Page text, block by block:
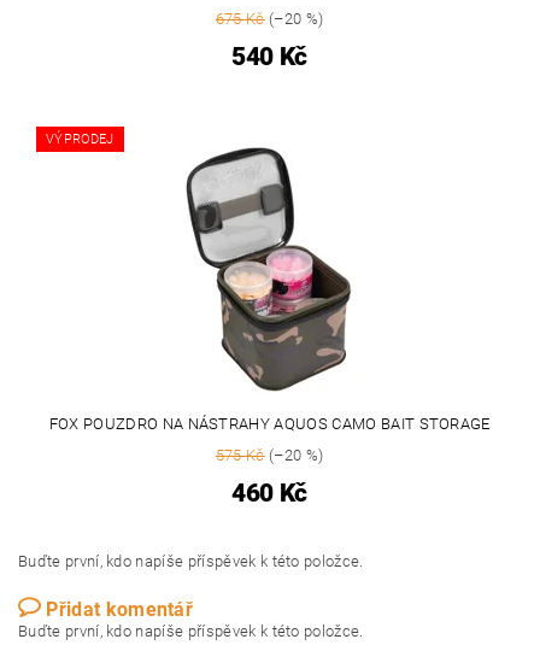
675 Kč(–20 %)
540 Kč
VÝPRODEJ
FOX POUZDRO NA NÁSTRAHY AQUOS CAMO BAIT STORAGE
575 Kč(–20 %)
460 Kč
Buďte první, kdo napíše příspěvek k této položce.
Přidat komentář
Buďte první, kdo napíše příspěvek k této položce.